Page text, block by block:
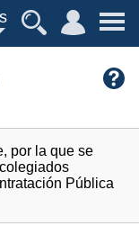
por la que se
Pública